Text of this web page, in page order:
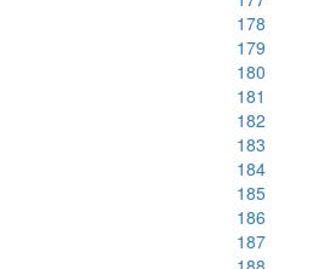
178
179
180
181
182
183
184
185
186
187